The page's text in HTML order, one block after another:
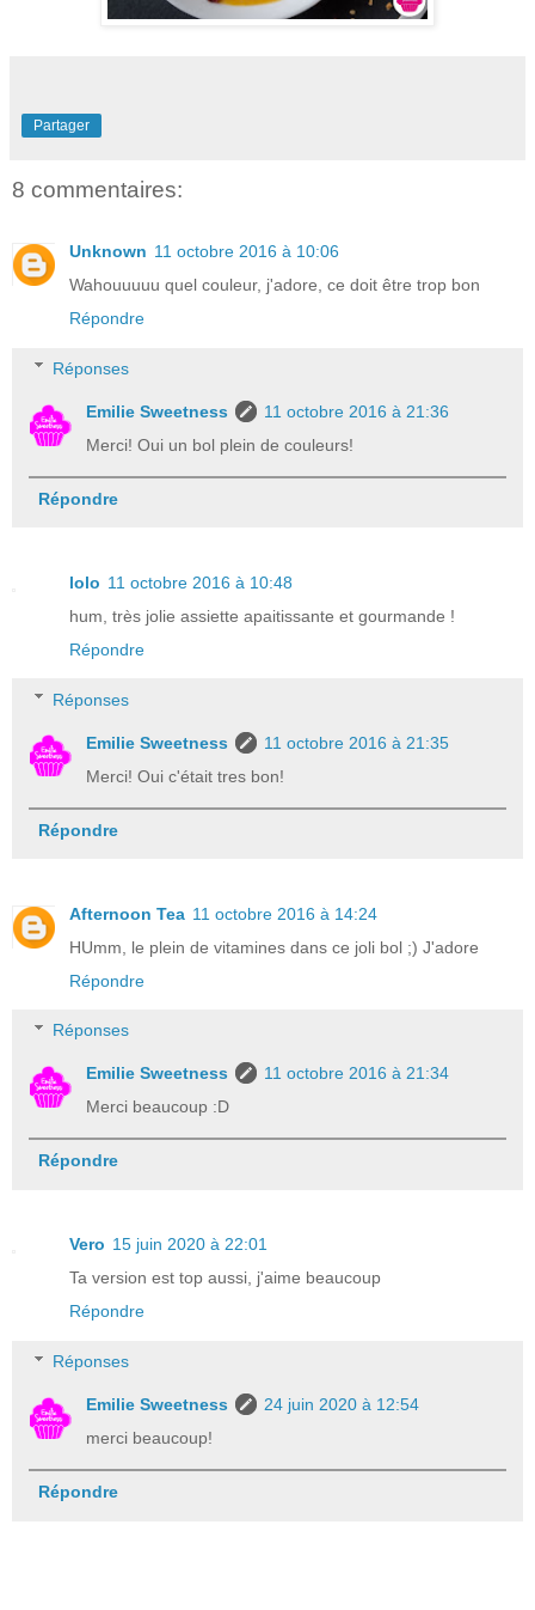
Partager
8 commentaires:
Unknown 11 octobre 2016 à 10:06
Wahouuuuu quel couleur, j'adore, ce doit être trop bon
Répondre
Réponses
Emilie Sweetness
11 octobre 2016 à 21:36
Merci! Oui un bol plein de couleurs!
Répondre
lolo 11 octobre 2016 à 10:48
hum, très jolie assiette apaitissante et gourmande !
Répondre
Réponses
Emilie Sweetness
11 octobre 2016 à 21:35
Merci! Oui c'était tres bon!
Répondre
Afternoon Tea 11 octobre 2016 à 14:24
HUmm, le plein de vitamines dans ce joli bol ;) J'adore
Répondre
Réponses
Emilie Sweetness
11 octobre 2016 à 21:34
Merci beaucoup :D
Répondre
Vero 15 juin 2020 à 22:01
Ta version est top aussi, j'aime beaucoup
Répondre
Réponses
Emilie Sweetness
24 juin 2020 à 12:54
merci beaucoup!
Répondre